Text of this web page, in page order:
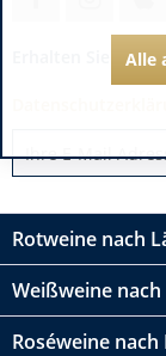
Erhalten Sie
Rotweine nach
Weißweine
Roséweine
Alle